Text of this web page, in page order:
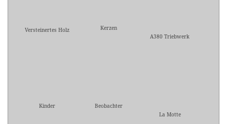
Versteinertes Holz
Kerzen
A380 Triebwerk
Kinder
Beobachter
La Motte